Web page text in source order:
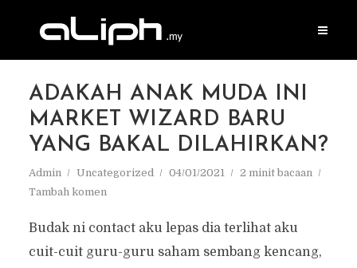
ADAKAH ANAK MUDA INI
MARKET WIZARD BARU
YANG BAKAL DILAHIRKAN?
Admin Uncategorized 04/01/2021
2 minit bacaan
Tambah komen
Budak ni contact aku lepas dia terlihat aku
cuit-cuit guru-guru saham sembang kencang,